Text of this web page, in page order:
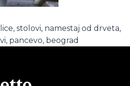
stolovi, namestaj od drveta,
pancevo, beograd